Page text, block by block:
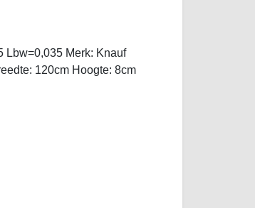
Lbw=0,035 Merk: Knauf
120cm Hoogte: 8cm